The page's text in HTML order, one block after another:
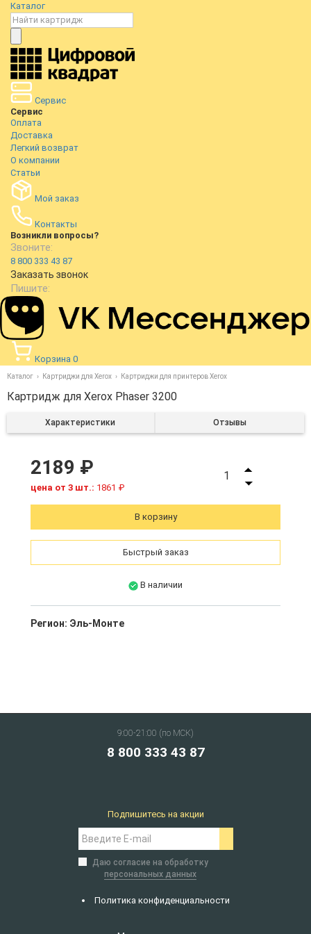
Каталог
Сервис
Сервис
Оплата
Доставка
Легкий возврат
О компании
Статьи
Мой заказ
Контакты
Возникли вопросы?
Звоните:
8 800 333 43 87
Заказать звонок
Пишите:
Корзина 0
Каталог Картриджи для Xerox Картриджи для принтеров Xerox
Картридж для Xerox Phaser 3200
Характеристики Отзывы
2189 ₽
цена от 3 шт.: 1861 ₽
1
В корзину
Быстрый заказ
В наличии
Регион: Эль-Монте
9:00-21:00 (по МСК)
8 800 333 43 87
Политика конфиденциальности
Подпишитесь на акции
Даю согласие на обработку
персональных данных